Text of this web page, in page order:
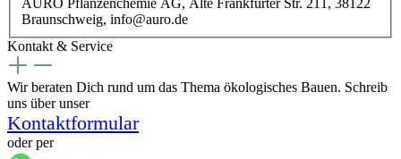
AURO Pflanzenchemie AG, Alte Frankfurter Str. 211, 38122
Braunschweig, info@auro.de
Kontakt & Service
Wir beraten Dich rund um das Thema ökologisches Bauen. Schreib
uns über unser
Kontaktformular
oder per